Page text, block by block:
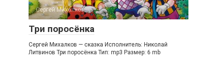
Сергей Михалков
Три поросёнка
Сергей Михалков — сказка Исполнитель: Николай
Литвинов Три поросёнка Тип: mp3 Размер: 6 mb